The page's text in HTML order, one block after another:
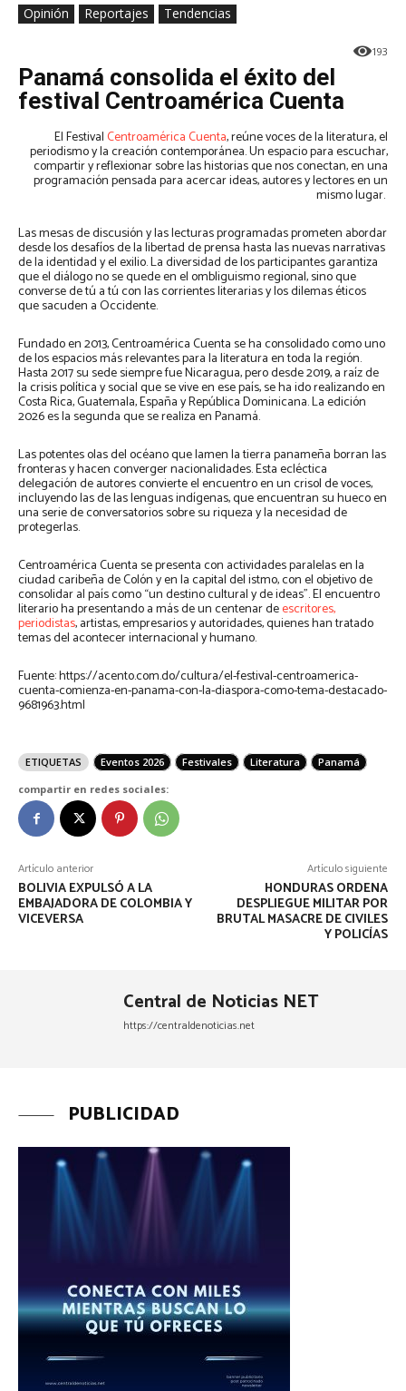
Opinión
Reportajes Tendencias
193
Panamá consolida el éxito del
festival Centroamérica Cuenta
El FestivalCentroamérica Cuenta, reúne voces de la literatura, el
periodismo y la creación contemporánea. Un espacio para escuchar,
compartir y reflexionar sobre las historias que nos conectan, en una
programación pensada para acercar ideas, autores y lectores en un
mismo lugar.
Las mesas de discusión y las lecturas programadas prometen abordar
desde los desafíos de la libertad de prensa hasta las nuevas narrativas
de la identidad y el exilio. La diversidad de los participantes garantiza
que el diálogo no se quede en el ombliguismo regional, sino que
converse de tú a tú con las corrientes literarias y los dilemas éticos
que sacuden a Occidente.
Fundado en 2013, Centroamérica Cuenta se ha consolidado como uno
de los espacios más relevantes para la literatura en toda la región.
Hasta 2017 su sede siempre fue Nicaragua, pero desde 2019, a raíz de
la crisis política y social que se vive en ese país, se ha ido realizando en
Costa Rica, Guatemala, España y República Dominicana. La edición
2026 es la segunda que se realiza en Panamá.
Las potentes olas del océano que lamen la tierra panameña borran las
fronteras y hacen converger nacionalidades. Esta ecléctica
delegación de autores convierte el encuentro en un crisol de voces,
incluyendo las de las lenguas indígenas, que encuentran su hueco en
una serie de conversatorios sobre su riqueza y la necesidad de
protegerlas.
Centroamérica Cuenta se presenta con actividades paralelas en la
ciudad caribeña de Colón y en la capital del istmo, con el objetivo de
consolidar al país como “un destino cultural y de ideas”. El encuentro
literario ha presentando a más de un centenar deescritores,
periodistas, artistas, empresarios y autoridades, quienes han tratado
temas del acontecer internacional y humano.
Fuente: https://acento.com.do/cultura/el-festival-centroamerica-
cuenta-comienza-en-panama-con-la-diaspora-como-tema-destacado-
9681963.html
ETIQUETAS Eventos 2026 Festivales Literatura
Panamá
compartir en redes sociales:
Artículo anterior
BOLIVIA EXPULSÓ A LA
EMBAJADORA DE COLOMBIA Y
VICEVERSA
Artículo siguiente
HONDURAS ORDENA
DESPLIEGUE MILITAR POR
BRUTAL MASACRE DE CIVILES
Y POLICÍAS
Central de Noticias NET
https://centraldenoticias.net
PUBLICIDAD